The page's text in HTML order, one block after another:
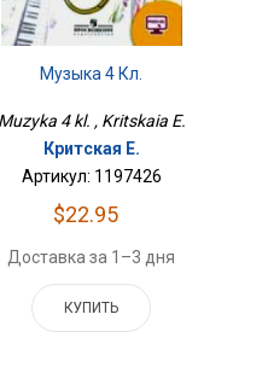
Музыка 4 Кл.
Muzyka 4 kl. , Kritskaia E.
Критская Е.
Артикул: 1197426
$22.95
Доставка за 1–3 дня
КУПИТЬ